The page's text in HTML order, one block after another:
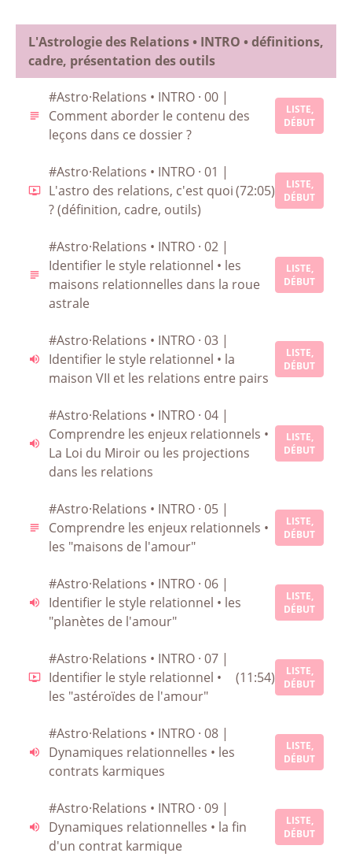
L'Astrologie des Relations • INTRO • définitions,
cadre, présentation des outils
#Astro·Relations • INTRO · 00 |
Comment aborder le contenu des
leçons dans ce dossier ?
LISTE,
DÉBUT
#Astro·Relations • INTRO · 01 |
L'astro des relations, c'est quoi
? (définition, cadre, outils)
(72:05)
LISTE,
DÉBUT
#Astro·Relations • INTRO · 02 |
Identifier le style relationnel • les
maisons relationnelles dans la roue
astrale
LISTE,
DÉBUT
#Astro·Relations • INTRO · 03 |
Identifier le style relationnel • la
maison VII et les relations entre pairs
LISTE,
DÉBUT
#Astro·Relations • INTRO · 04 |
Comprendre les enjeux relationnels •
La Loi du Miroir ou les projections
dans les relations
LISTE,
DÉBUT
#Astro·Relations • INTRO · 05 |
Comprendre les enjeux relationnels •
les "maisons de l'amour"
LISTE,
DÉBUT
#Astro·Relations • INTRO · 06 |
Identifier le style relationnel • les
"planètes de l'amour"
LISTE,
DÉBUT
#Astro·Relations • INTRO · 07 |
Identifier le style relationnel •
les "astéroïdes de l'amour"
(11:54)
LISTE,
DÉBUT
#Astro·Relations • INTRO · 08 |
Dynamiques relationnelles • les
contrats karmiques
LISTE,
DÉBUT
#Astro·Relations • INTRO · 09 |
Dynamiques relationnelles • la fin
d'un contrat karmique
LISTE,
DÉBUT